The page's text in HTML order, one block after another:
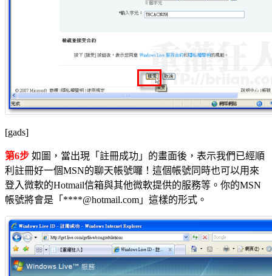
[gads]
第6步 如圖，當出現「註冊成功」的畫面後，表示我們已經順
利註冊好一個MSN的聊天帳號囉！這個帳號同時也可以用來
登入微軟的Hotmail信箱與其他微軟提供的服務等。你的MSN
帳號將會是「****@hotmail.com」這樣的形式。